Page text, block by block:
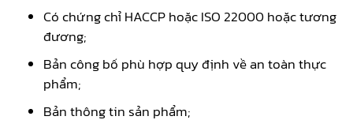
Có chứng chỉ HACCP hoặc ISO 22000 hoặc tương
đương;
Bản công bố phù hợp quy định về an toàn thực
phẩm;
Bản thông tin sản phẩm;